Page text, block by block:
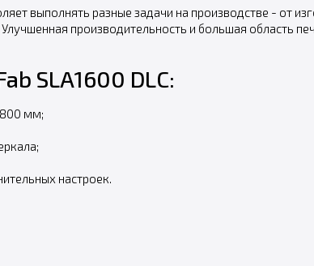
выполнять разные задачи на производстве - от
производительность и большая область
SLA1600 DLC:
мм;
настроек.